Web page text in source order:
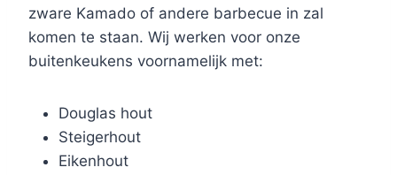
zware Kamado of andere barbecue in zal
komen te staan. Wij werken voor onze
buitenkeukens voornamelijk met:
Douglas hout
Steigerhout
Eikenhout